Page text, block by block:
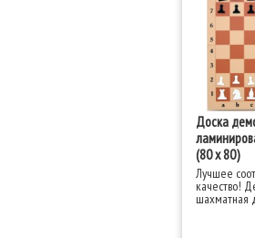
Доска
(80 x 80)
Лучшее
качество!
шахматная